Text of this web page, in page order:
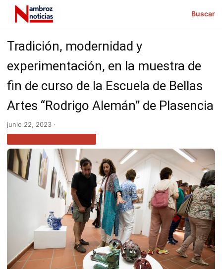
Buscar
Tradición, modernidad y
experimentación, en la muestra de
fin de curso de la Escuela de Bellas
Artes “Rodrigo Alemán” de Plasencia
junio 22, 2023 ·